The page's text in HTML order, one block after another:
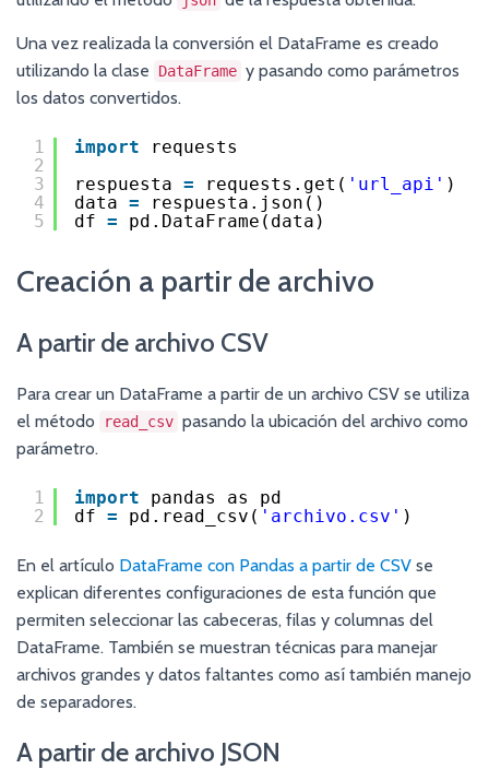
Una vez realizada la conversión el DataFrame es creado
utilizando la clase
DataFrame y pasando como parámetros
los datos convertidos.
1
2
3
4
5
import
requests
respuesta = requests.get( 'url_api' )
data =
respuesta.json()
df = pd.DataFrame(data)
Creación a partir de archivo
A partir de archivo CSV
Para crear un DataFrame a partir de un archivo CSV se utiliza
el método
read_csv pasando la ubicación del archivo como
parámetro.
1
2
import
pandas as pd
df = pd.read_csv( 'archivo.csv' )
En el artículo DataFrame con Pandas a partir de CSV se
explican diferentes configuraciones de esta función que
permiten seleccionar las cabeceras, filas y columnas del
DataFrame. También se muestran técnicas para manejar
archivos grandes y datos faltantes como así también manejo
de separadores.
A partir de archivo JSON